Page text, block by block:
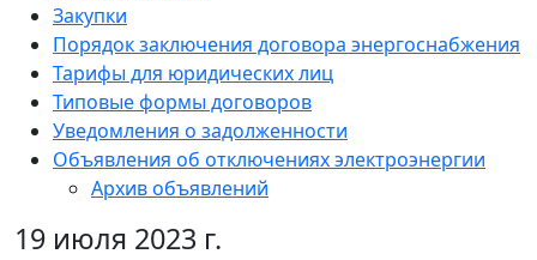
Закупки
Порядок заключения договора энергоснабжения
Тарифы для юридических лиц
Типовые формы договоров
Уведомления о задолженности
Объявления об отключениях электроэнергии
Архив объявлений
19 июля 2023 г.